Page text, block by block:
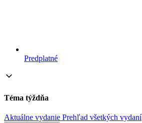
Predplatné
Téma týždňa
Aktuálne vydanie Prehľad všetkých vydaní